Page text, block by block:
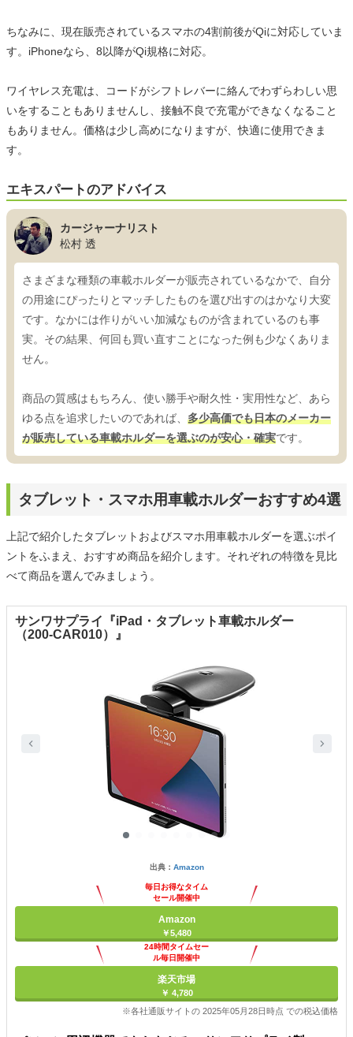
ちなみに、現在販売されているスマホの4割前後がQiに対応していま
す。iPhoneなら、8以降がQi規格に対応。
ワイヤレス充電は、コードがシフトレバーに絡んでわずらわしい思
いをすることもありませんし、接触不良で充電ができなくなること
もありません。価格は少し高めになりますが、快適に使用できま
す。
エキスパートのアドバイス
カージャーナリスト
松村 透
さまざまな種類の車載ホルダーが販売されているなかで、自分
の用途にぴったりとマッチしたものを選び出すのはかなり大変
です。なかには作りがいい加減なものが含まれているのも事
実。その結果、何回も買い直すことになった例も少なくありま
せん。
商品の質感はもちろん、使い勝手や耐久性・実用性など、あら
ゆる点を追求したいのであれば、 多少高価でも日本のメーカー
が販売している車載ホルダーを選ぶのが安心・確実です。
タブレット・スマホ用車載ホルダーおすすめ4選
上記で紹介したタブレットおよびスマホ用車載ホルダーを選ぶポイ
ントをふまえ、おすすめ商品を紹介します。それぞれの特徴を見比
べて商品を選んでみましょう。
サンワサプライ『iPad・タブレット車載ホルダー
（200-CAR010）』
出典： Amazon
毎日お得なタイム
セール開催中
Amazon
￥5,480
24時間タイムセー
ル毎日開催中
楽天市場
￥ 4,780
※各社通販サイトの 2025年05月28日時点 での税込価格